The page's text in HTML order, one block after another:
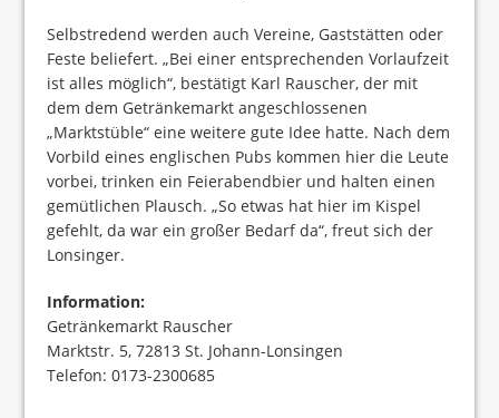
Selbstredend werden auch Vereine, Gaststätten oder
Feste beliefert. „Bei einer entsprechenden Vorlaufzeit
ist alles möglich“, bestätigt Karl Rauscher, der mit
dem dem Getränkemarkt angeschlossenen
„Marktstüble“ eine weitere gute Idee hatte. Nach dem
Vorbild eines englischen Pubs kommen hier die Leute
vorbei, trinken ein Feierabendbier und halten einen
gemütlichen Plausch. „So etwas hat hier im Kispel
gefehlt, da war ein großer Bedarf da“, freut sich der
Lonsinger.
Information:
Getränkemarkt Rauscher
Marktstr. 5, 72813 St. Johann-Lonsingen
Telefon: 0173-2300685